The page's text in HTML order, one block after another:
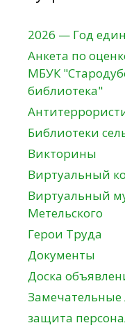
2026 — Год
Анкета по
МБУК
библиотека"
Библиотеки
Викторины
Виртуальный
Виртуальный
Метельского
Герои Труда
Документы
Доска
защита